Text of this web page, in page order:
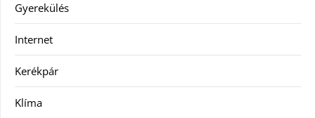
Gyerekülés
Internet
Kerékpár
Klíma